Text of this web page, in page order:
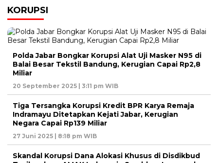
KORUPSI
Polda Jabar Bongkar Korupsi Alat Uji Masker N95 di
Balai Besar Tekstil Bandung, Kerugian Capai Rp2,8
Miliar
20 September 2025 | 3:11 pm WIB
Tiga Tersangka Korupsi Kredit BPR Karya Remaja
Indramayu Ditetapkan Kejati Jabar, Kerugian
Negara Capai Rp139 Miliar
27 Juni 2025 | 8:18 pm WIB
Skandal Korupsi Dana Alokasi Khusus di Disdikbud